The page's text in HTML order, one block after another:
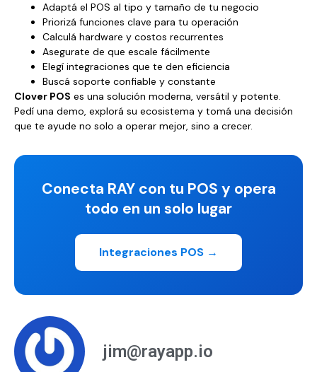
Adaptá el POS al tipo y tamaño de tu negocio
Priorizá funciones clave para tu operación
Calculá hardware y costos recurrentes
Asegurate de que escale fácilmente
Elegí integraciones que te den eficiencia
Buscá soporte confiable y constante
Clover POS es una solución moderna, versátil y potente.
Pedí una demo, explorá su ecosistema y tomá una decisión
que te ayude no solo a operar mejor, sino a crecer.
Conecta RAY con tu POS y opera
todo en un solo lugar
Integraciones POS →
jim@rayapp.io